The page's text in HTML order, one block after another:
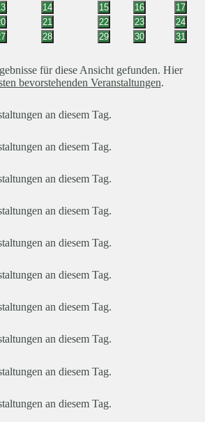
VeranstaltungenVeranstaltungenVeranstaltungen
0
Veranstaltungen
14
0
Veranstaltungen
15
0
Veranstaltungen
16
017
0
Veranstaltungen
21
0
Veranstaltungen
22
0
Veranstaltungen
23
0
24
0
Veranstaltungen
28
0
Veranstaltungen
29
0
Veranstaltungen
30
0
31
für diese Ansicht gefunden. Hier
bevorstehenden Veranstaltungen.
an diesem Tag.
an diesem Tag.
an diesem Tag.
an diesem Tag.
an diesem Tag.
an diesem Tag.
an diesem Tag.
an diesem Tag.
an diesem Tag.
an diesem Tag.